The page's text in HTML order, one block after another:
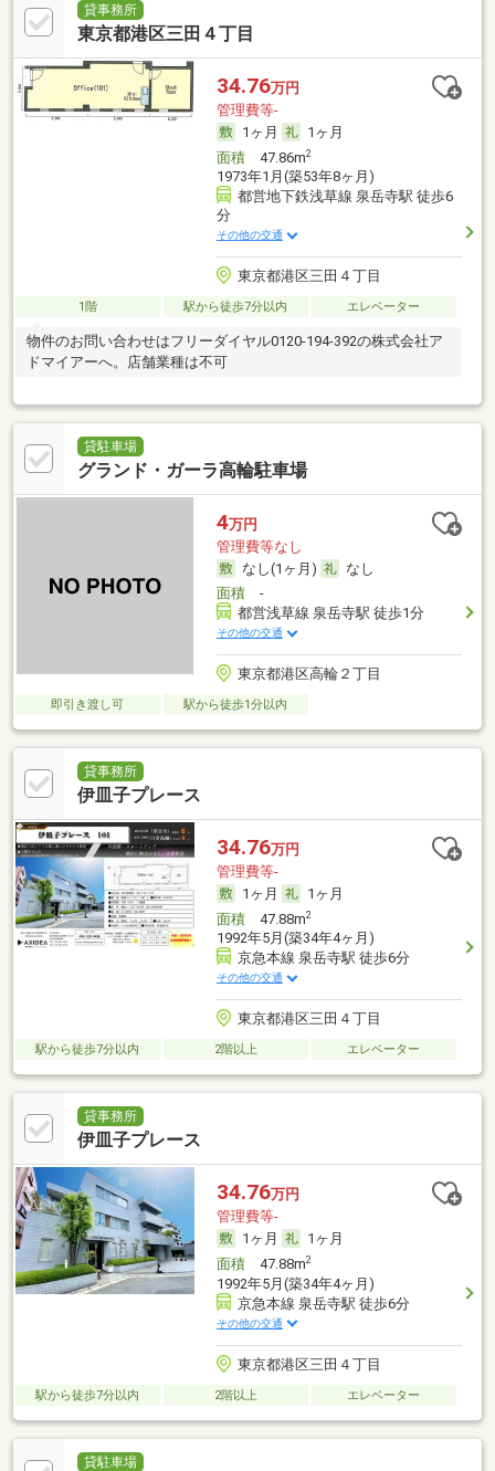
貸事務所
東京都港区三田４丁目
34.76万円
管理費等-
1ヶ月
1ヶ月
面積47.86m2
1973年1月(築53年8ヶ月)
都営地下鉄浅草線 泉岳寺駅 徒歩6
分
その他の交通
東京都港区三田４丁目
1階 駅から徒歩7分以内 エレベーター
物件のお問い合わせはフリーダイヤル0120-194-392の株式会社ア
ドマイアーへ。店舗業種は不可
貸駐車場
グランド・ガーラ高輪駐車場
4万円
管理費等なし
なし(1ヶ月)
なし
面積-
都営浅草線 泉岳寺駅 徒歩1分
その他の交通
東京都港区高輪２丁目
即引き渡し可 駅から徒歩1分以内
貸事務所
伊皿子プレース
34.76万円
管理費等-
1ヶ月
1ヶ月
面積47.88m2
1992年5月(築34年4ヶ月)
京急本線 泉岳寺駅 徒歩6分
その他の交通
東京都港区三田４丁目
駅から徒歩7分以内 2階以上 エレベーター
貸事務所
伊皿子プレース
34.76万円
管理費等-
1ヶ月
1ヶ月
面積47.88m2
1992年5月(築34年4ヶ月)
京急本線 泉岳寺駅 徒歩6分
その他の交通
東京都港区三田４丁目
駅から徒歩7分以内 2階以上 エレベーター
貸駐車場